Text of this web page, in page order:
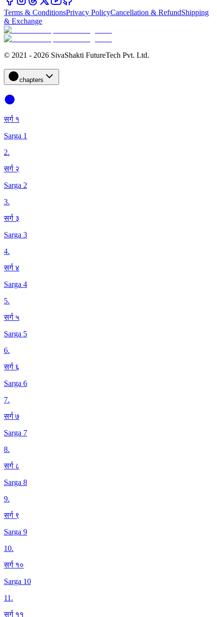
Terms & ConditionsPrivacy PolicyCancellation & RefundShipping
& Exchange
© 2021 - 2026 SivaShakti FutureTech Pvt. Ltd.
chapters
सर्ग १
Sarga 1
2.
सर्ग २
Sarga 2
3.
सर्ग ३
Sarga 3
4.
सर्ग ४
Sarga 4
5.
सर्ग ५
Sarga 5
6.
सर्ग ६
Sarga 6
7.
सर्ग ७
Sarga 7
8.
सर्ग ८
Sarga 8
9.
सर्ग ९
Sarga 9
10.
सर्ग १०
Sarga 10
11.
सर्ग ११